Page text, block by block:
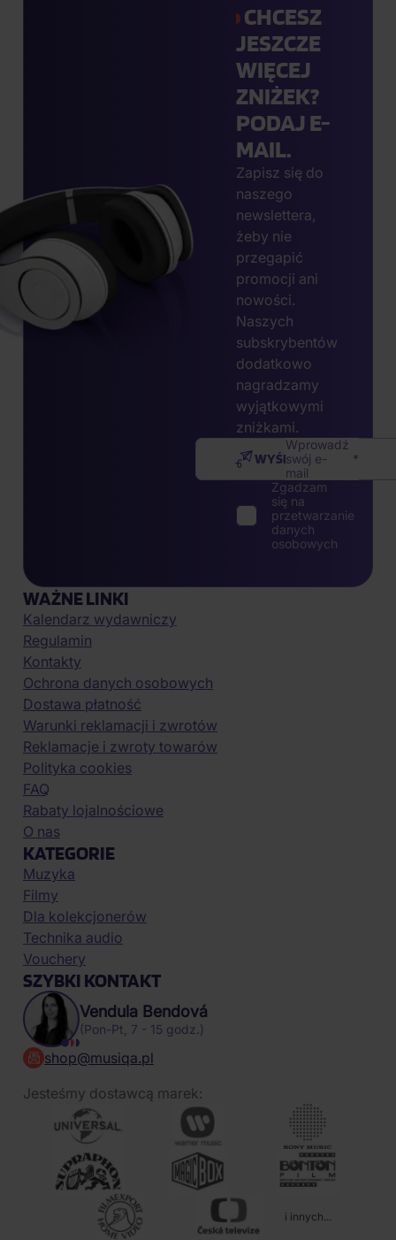
CHCESZ
JESZCZE
WIĘCEJ
ZNIŻEK?
PODAJ E-
MAIL.
Zapisz się do
naszego
newslettera,
żeby nie
przegapić
promocji ani
nowości.
Naszych
subskrybentów
dodatkowo
nagradzamy
wyjątkowymi
zniżkami.
Wprowadź
swój e-
mail
WYŚLIJ
Zgadzam
się na
przetwarzanie
danych
osobowych
WAŻNE LINKI
Kalendarz wydawniczy
Regulamin
Kontakty
Ochrona danych osobowych
Dostawa płatność
Warunki reklamacji i zwrotów
Reklamacje i zwroty towarów
Polityka cookies
FAQ
Rabaty lojalnościowe
O nas
KATEGORIE
Muzyka
Filmy
Dla kolekcjonerów
Technika audio
Vouchery
SZYBKI KONTAKT
Vendula Bendová
(Pon-Pt, 7 - 15 godz.)
shop@musiqa.pl
Jesteśmy dostawcą marek:
i innych...